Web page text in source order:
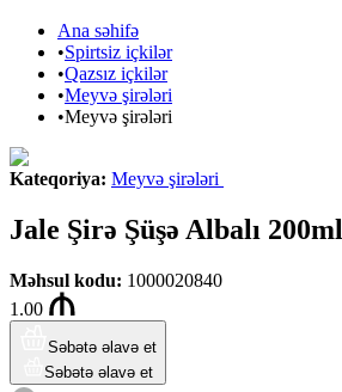
Ana səhifə
•Spirtsiz içkilər
•Qazsız içkilər
•Meyvə şirələri
•Meyvə şirələri
Kateqoriya: Meyvə şirələri
Jale Şirə Şüşə Albalı 200ml
Məhsul kodu: 1000020840
1.00
Səbətə əlavə et
Səbətə əlavə et